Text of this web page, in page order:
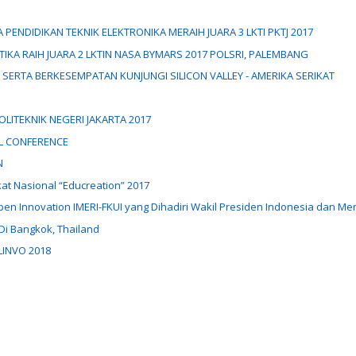
TEKNIK ELEKTRONIKA MERAIH JUARA 3 LKTI PKTJ 2017
RAIH JUARA 2 LKTIN NASA BYMARS 2017 POLSRI, PALEMBANG
BERKESEMPATAN KUNJUNGI SILICON VALLEY - AMERIKA SERIKAT
NEGERI JAKARTA 2017
Nasional “Educreation” 2017
Innovation IMERI-FKUI yang Dihadiri Wakil Presiden Indonesia dan
Bangkok, Thailand
2018